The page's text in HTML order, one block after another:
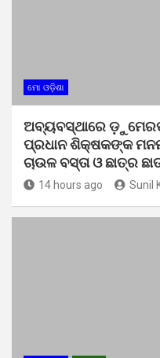
ମୋ ଓଡ଼ିଶା
ଅବ୍ୟବସ୍ଥାରେ
ପ୍ରଧାନ ଶିକ୍ଷକଙ୍କ
ଚାଉଳ ବସ୍ତା ଓ ଛାତ୍ର
14 hours ago Sunil